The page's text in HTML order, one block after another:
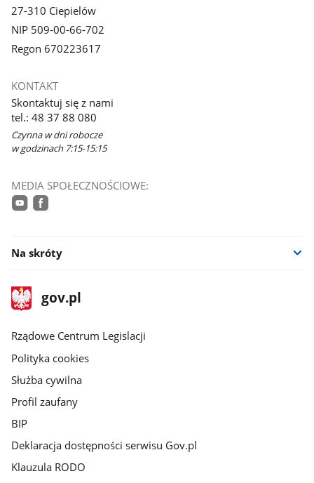
27-310 Ciepielów
NIP 509-00-66-702
Regon 670223617
KONTAKT
Skontaktuj się z nami
tel.: 48 37 88 080
Czynna w dni robocze
w godzinach 7:15-15:15
MEDIA SPOŁECZNOŚCIOWE:
Na skróty
stopka
gov.plStrona
gov.pl
Rządowe Centrum Legislacji
Polityka cookies
Służba cywilna
Profil zaufany
BIP
Deklaracja dostępności serwisu Gov.pl
Klauzula RODO